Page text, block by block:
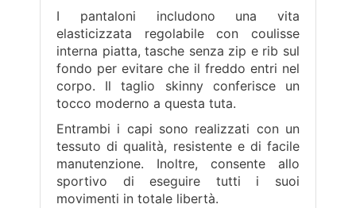
I pantaloni includono una vita
elasticizzata regolabile con coulisse
interna piatta, tasche senza zip e rib sul
fondo per evitare che il freddo entri nel
corpo. Il taglio skinny conferisce un
tocco moderno a questa tuta.
Entrambi i capi sono realizzati con un
tessuto di qualità, resistente e di facile
manutenzione. Inoltre, consente allo
sportivo di eseguire tutti i suoi
movimenti in totale libertà.